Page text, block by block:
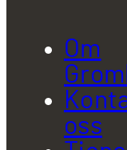
Om
oss